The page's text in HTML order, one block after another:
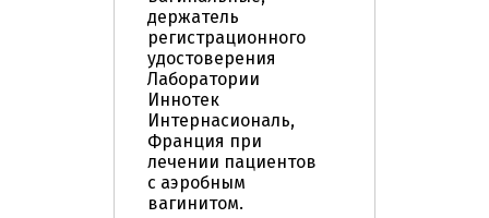
держатель
регистрационного
удостоверения
Лаборатории
Иннотек
Интернасиональ,
Франция при
лечении пациентов
с аэробным
вагинитом.